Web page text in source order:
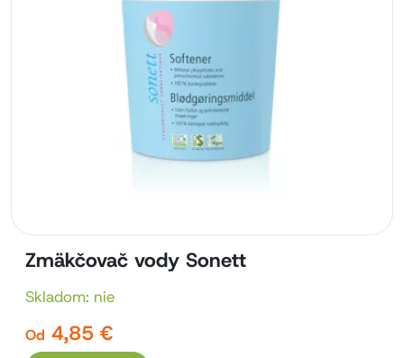
Zmäkčovač vody Sonett
Skladom: nie
Od 4,85 €